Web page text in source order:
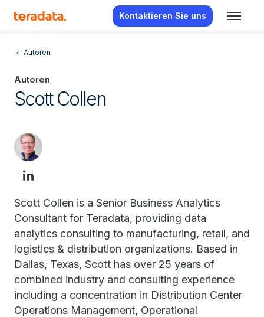
Kontaktieren Sie uns
Autoren
Autoren
Scott Collen
Scott Collen is a Senior Business Analytics
Consultant for Teradata, providing data
analytics consulting to manufacturing, retail, and
logistics & distribution organizations. Based in
Dallas, Texas, Scott has over 25 years of
combined industry and consulting experience
including a concentration in Distribution Center
Operations Management, Operational